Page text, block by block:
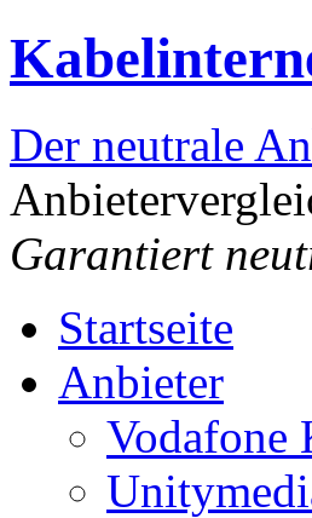
Der neutrale
Garantiert
Startseite
Anbieter
Vodafone